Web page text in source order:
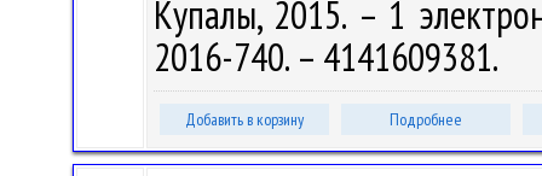
Купалы, 2015. – 1
2016-740. – 4141609381.
Добавить в корзину Подробнее